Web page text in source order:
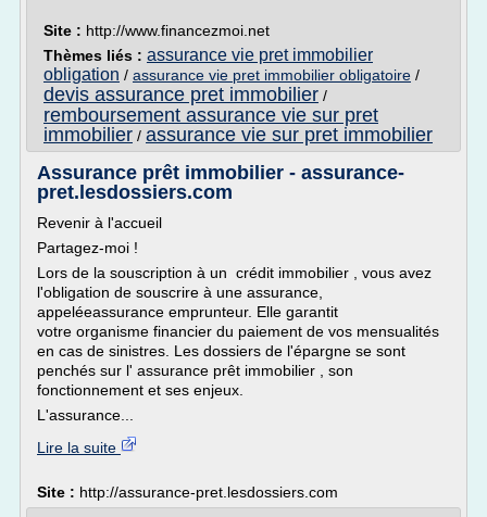
Site : http://www.financezmoi.net
Thèmes liés : assurance vie pret immobilier
obligation / assurance vie pret immobilier obligatoire /
devis assurance pret immobilier /
remboursement assurance vie sur pret
immobilier / assurance vie sur pret immobilier
Assurance prêt immobilier - assurance-
pret.lesdossiers.com
Revenir à l'accueil
Partagez-moi !
Lors de la souscription à un crédit immobilier , vous avez
l'obligation de souscrire à une assurance,
appeléeassurance emprunteur. Elle garantit
votre organisme financier du paiement de vos mensualités
en cas de sinistres. Les dossiers de l'épargne se sont
penchés sur l' assurance prêt immobilier , son
fonctionnement et ses enjeux.
L'assurance...
Lire la suite
Site : http://assurance-pret.lesdossiers.com